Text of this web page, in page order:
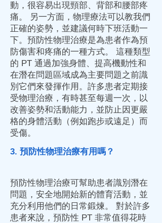
動，很容易出現頸部、背部和腰部疼
痛。 另一方面，物理療法可以教我們
正確的姿勢，並建議何時下班活動一
下。預防性物理治療是為患者作為預
防傷害和疼痛的一種方式。 這種類型
的 PT 通過加強身體、提高機動性和
在潛在問題區域成為主要問題之前識
別它們來發揮作用。許多患者定期接
受物理治療，有時甚至每週一次，以
改善姿勢和活動能力，並防止因更嚴
格的身體活動（例如跑步或遠足）而
受傷。
3. 預防性物理治療有用嗎？
預防性物理治療可幫助患者識別潛在
問題，安全地開始新的體育活動，並
充分利用他們的日常鍛煉。 對於許多
患者來說，預防性 PT 非常值得花時